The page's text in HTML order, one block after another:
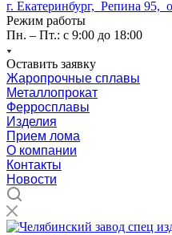
г. Екатеринбург, Репина 95,
Режим работы
Пн. – Пт.: с 9:00 до 18:00
Оставить заявку
Жаропрочные сплавы
Металлопрокат
Ферросплавы
Изделия
Прием лома
О компании
Контакты
Новости